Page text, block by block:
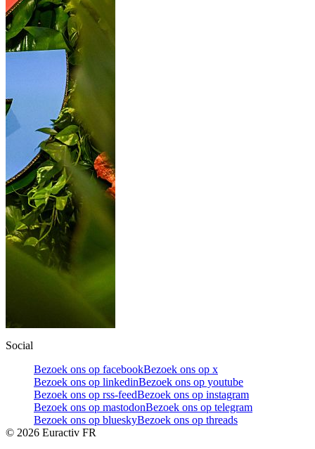
Social
Bezoek ons op facebookBezoek ons op x
Bezoek ons op linkedinBezoek ons op youtube
Bezoek ons op rss-feedBezoek ons op instagram
Bezoek ons op mastodonBezoek ons op telegram
Bezoek ons op blueskyBezoek ons op threads
© 2026 Euractiv FR